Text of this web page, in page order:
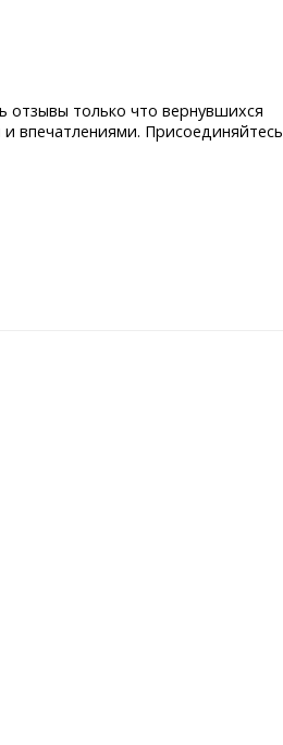
только что вернувшихся
впечатлениями. Присоединяйтесь